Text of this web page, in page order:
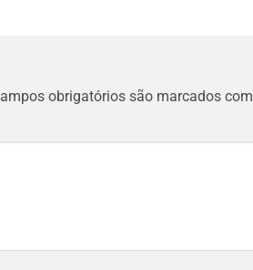
obrigatórios são marcados com